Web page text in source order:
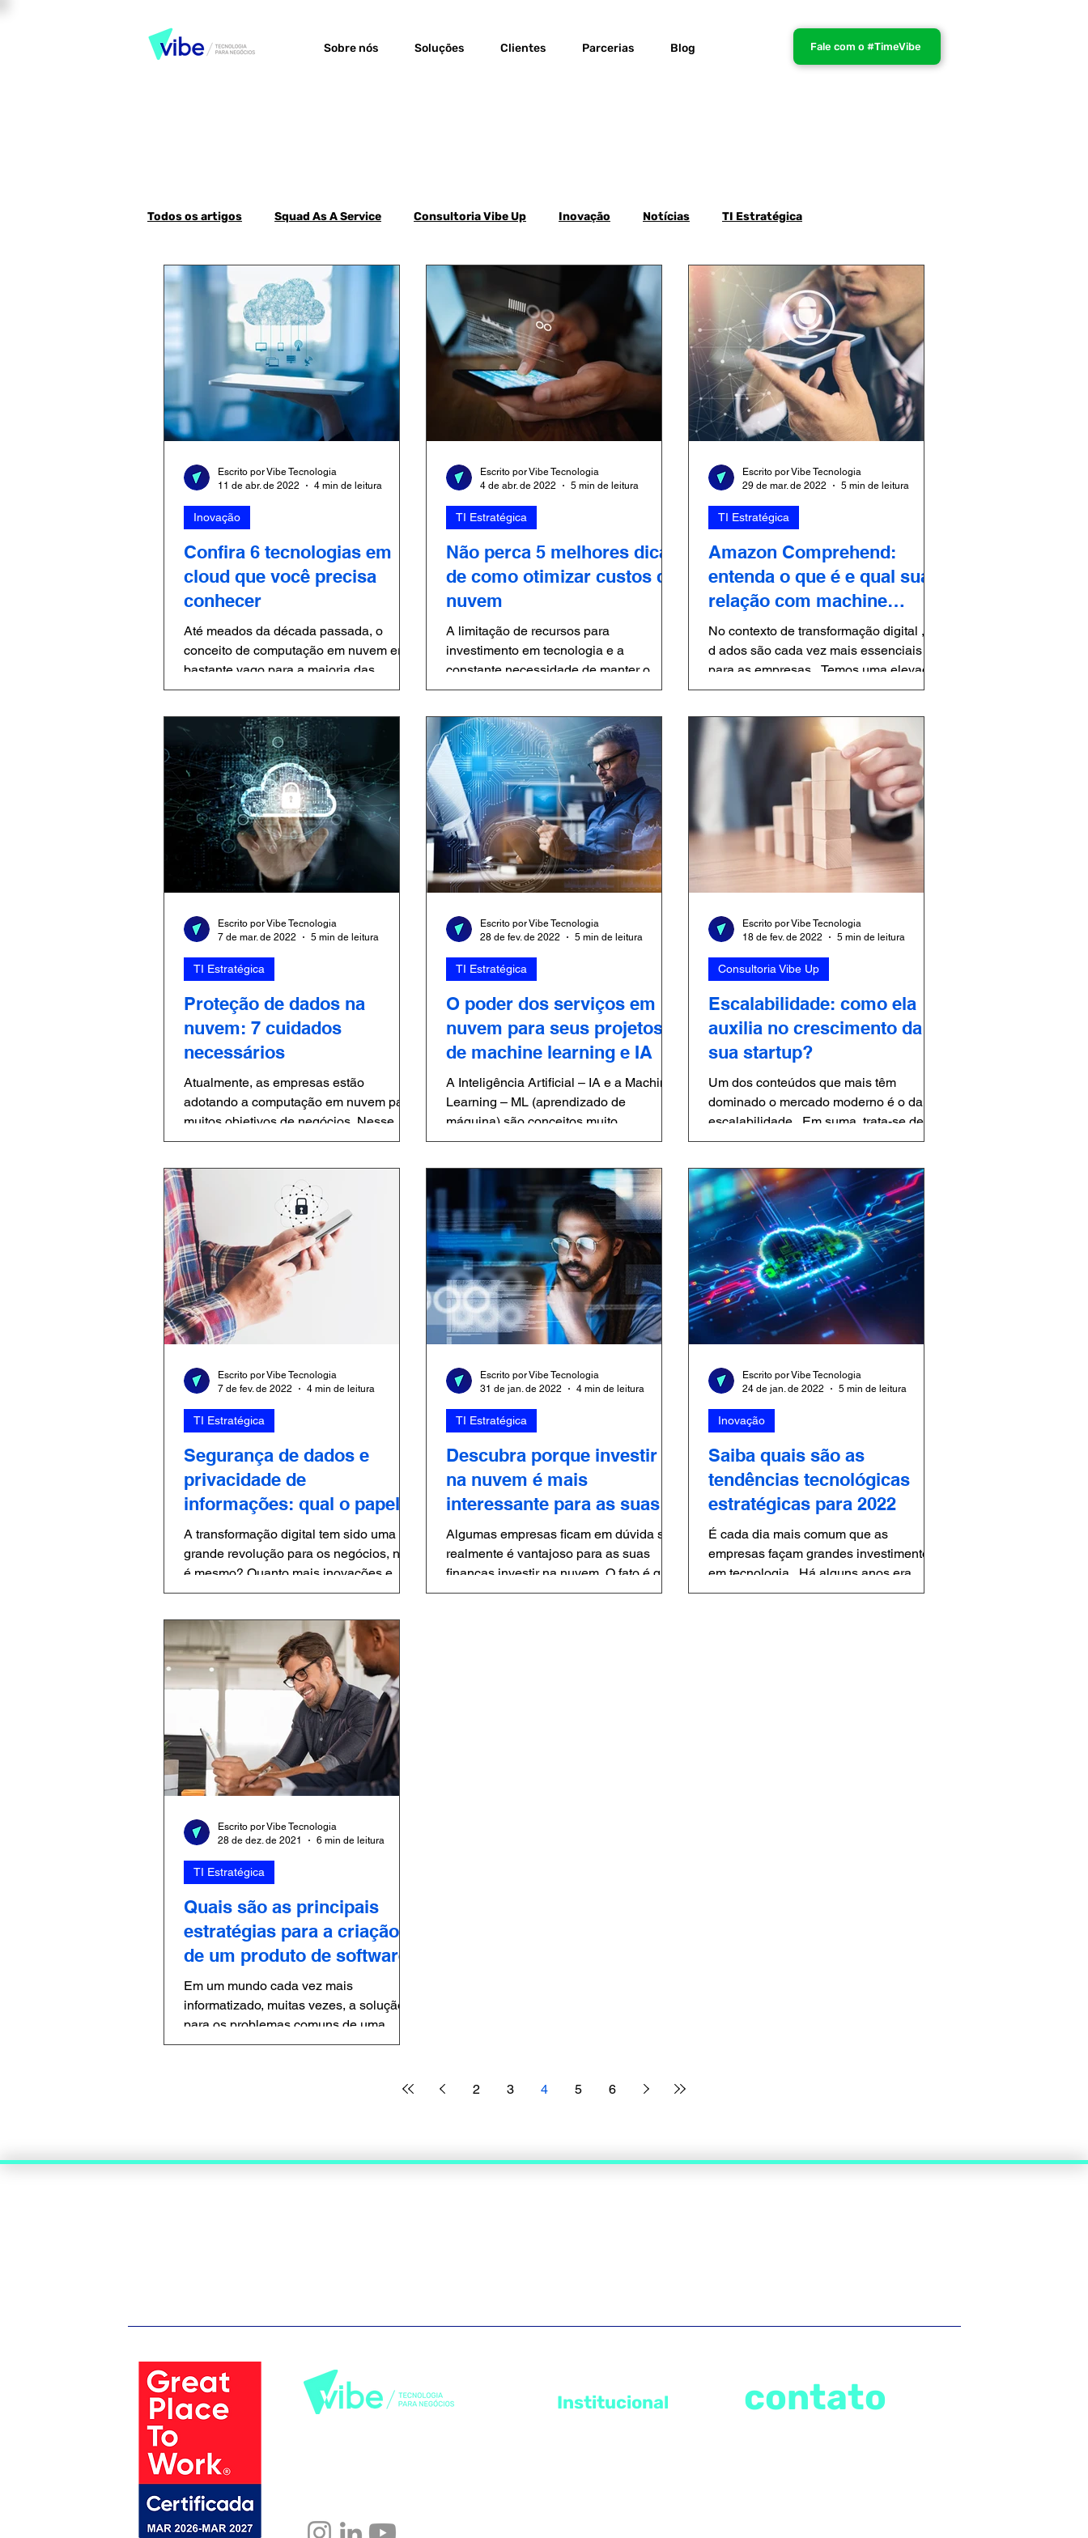
Sobre nós Soluções Clientes Parcerias Blog Fale com o #TimeVibe
Todos os artigos Squad As A Service Consultoria Vibe Up Inovação Notícias TI Estratégica
Confira 6 tecnologias em
cloud que você precisa
conhecer
Até meados da década passada, o
conceito de computação em nuvem era
bastante vago para a maioria das
empresas. Muitos empreendedores...
Inovação
Escrito por Vibe Tecnologia
11 de abr. de 2022
4 min de leitura
Não perca 5 melhores dicas
de como otimizar custos da
nuvem
A limitação de recursos para
investimento em tecnologia e a
constante necessidade de manter o
negócio atualizado, para que se
TI Estratégica
Escrito por Vibe Tecnologia
4 de abr. de 2022
5 min de leitura
Amazon Comprehend:
entenda o que é e qual sua
relação com machine
learning!
No contexto de transformação digital , os
d ados são cada vez mais essenciais
para as empresas . Temos uma elevada
demanda para garantir...
TI Estratégica
Escrito por Vibe Tecnologia
29 de mar. de 2022
5 min de leitura
Proteção de dados na
nuvem: 7 cuidados
necessários
Atualmente, as empresas estão
adotando a computação em nuvem para
muitos objetivos de negócios. Nesse
contexto, percebemos claramente um...
TI Estratégica
Escrito por Vibe Tecnologia
7 de mar. de 2022
5 min de leitura
O poder dos serviços em
nuvem para seus projetos
de machine learning e IA
A Inteligência Artificial – IA e a Machine
Learning – ML (aprendizado de
máquina) são conceitos muito
importantes na atualidade,...
TI Estratégica
Escrito por Vibe Tecnologia
28 de fev. de 2022
5 min de leitura
Escalabilidade: como ela
auxilia no crescimento da
sua startup?
Um dos conteúdos que mais têm
dominado o mercado moderno é o da
escalabilidade . Em suma, trata-se de
um conceito que tem permitido às...
Consultoria Vibe Up
Escrito por Vibe Tecnologia
18 de fev. de 2022
5 min de leitura
Segurança de dados e
privacidade de
informações: qual o papel
da tecnologia.
A transformação digital tem sido uma
grande revolução para os negócios, não
é mesmo? Quanto mais inovações e
questões importantes...
TI Estratégica
Escrito por Vibe Tecnologia
7 de fev. de 2022
4 min de leitura
Descubra porque investir
na nuvem é mais
interessante para as suas
finanças!
Algumas empresas ficam em dúvida se
realmente é vantajoso para as suas
finanças investir na nuvem. O fato é que
a nuvem está...
TI Estratégica
Escrito por Vibe Tecnologia
31 de jan. de 2022
4 min de leitura
Saiba quais são as
tendências tecnológicas
estratégicas para 2022
É cada dia mais comum que as
empresas façam grandes investimentos
em tecnologia . Há alguns anos era
considerado somente um diferencial...
Inovação
Escrito por Vibe Tecnologia
24 de jan. de 2022
5 min de leitura
Quais são as principais
estratégias para a criação
de um produto de software?
Em um mundo cada vez mais
informatizado, muitas vezes, a solução
para os problemas comuns de uma
empresa passa pela necessidade de...
TI Estratégica
Escrito por Vibe Tecnologia
28 de dez. de 2021
6 min de leitura
2 3 4 5 6
Institucional contato